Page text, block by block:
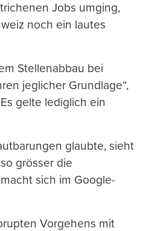
Jobs umging,
noch ein lautes
Stellenabbau bei
jeglicher Grundlage“,
gelte lediglich ein
glaubte, sieht
grösser die
sich im Google-
Vorgehens mit